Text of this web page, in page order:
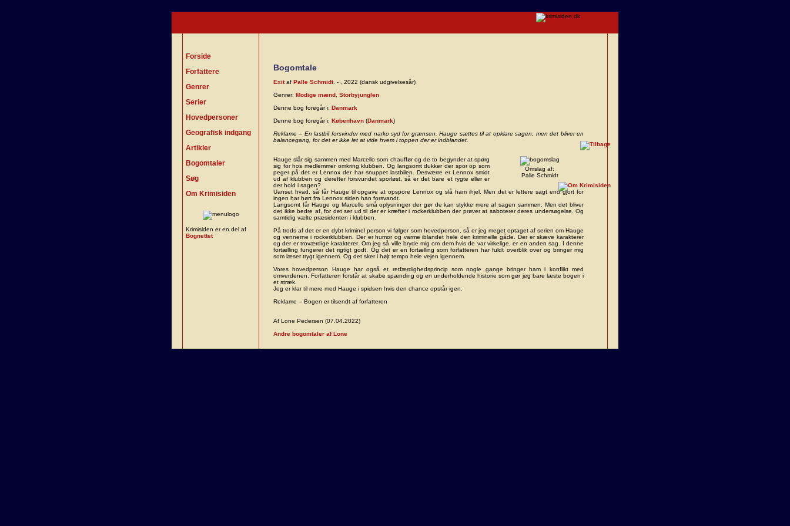
Forside
Forfattere
Genrer
Serier
Hovedpersoner
Geografisk indgang
Artikler
Bogomtaler
Søg
Om Krimisiden
Krimisiden er en del af
Bognettet
Bogomtale
Exitaf Palle Schmidt. - , 2022 (dansk udgivelsesår)
Genrer: Modige mænd Storbyjunglen
Denne bog foregår i: Danmark
Denne bog foregår i: København (Danmark)
Reklame – En lastbil forsvinder med narko syd for grænsen. Hauge sættes til at opklare sagen, men det bliver en
balancegang, for det er ikke let at vide hvem i toppen der er indblandet.
Omslag af:
Palle Schmidt
Hauge slår sig sammen med Marcello som chauffør og de to begynder at spørg
sig for hos medlemmer omkring klubben. Og langsomt dukker der spor op som
peger på det er Lennox der har snuppet lastbilen. Desværre er Lennox smidt
ud af klubben og derefter forsvundet sporløst, så er det bare et rygte eller er
der hold i sagen?
Uanset hvad, så får Hauge til opgave at opspore Lennox og slå ham ihjel. Men det er lettere sagt end gjort for
ingen har hørt fra Lennox siden han forsvandt.
Langsomt får Hauge og Marcello små oplysninger der gør de kan stykke mere af sagen sammen. Men det bliver
det ikke bedre af, for det ser ud til der er kræfter i rockerklubben der prøver at saboterer deres undersøgelse. Og
samtidig vælte præsidenten i klubben.
På trods af det er en dybt kriminel person vi følger som hovedperson, så er jeg meget optaget af serien om Hauge
og vennerne i rockerklubben. Der er humor og varme iblandet hele den kriminelle gåde. Der er skæve karakterer
og der er troværdige karakterer. Om jeg så ville bryde mig om dem hvis de var virkelige, er en anden sag. I denne
fortælling fungerer det rigtigt godt. Og det er en fortælling som forfatteren har fuldt overblik over og bringer mig
som læser trygt igennem. Og det sker i højt tempo hele vejen igennem.
Vores hovedperson Hauge har også et retfærdighedsprincip som nogle gange bringer ham i konflikt med
omverdenen. Forfatteren forstår at skabe spænding og en underholdende historie som gør jeg bare læste bogen i
et stræk.
Jeg er klar til mere med Hauge i spidsen hvis den chance opstår igen.
Reklame – Bogen er tilsendt af forfatteren
Af Lone Pedersen (07.04.2022)
Andre bogomtaler af Lone